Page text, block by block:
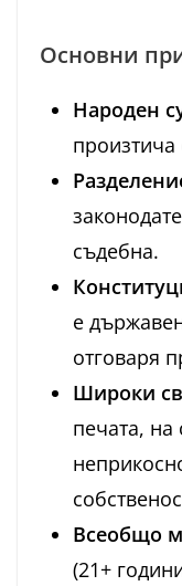
Основни
Народен
произтича
съдебна.
е
отговаря
Широки
печата, на
Всеобщо
(21+